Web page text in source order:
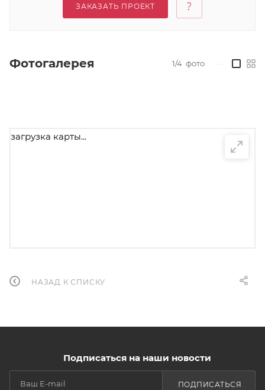
ЗАКАЗАТЬ ПРОЕКТ
Фотогалерея 1/4 фото
загрузка карты...
НАЗАД К СПИСКУ
Подписаться на наши новости
ПОДПИСАТЬСЯ